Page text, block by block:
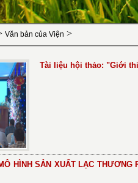
Văn bản của Viện >
Tài liệu hội thảo: "Giới
HÌNH SẢN XUẤT LẠC